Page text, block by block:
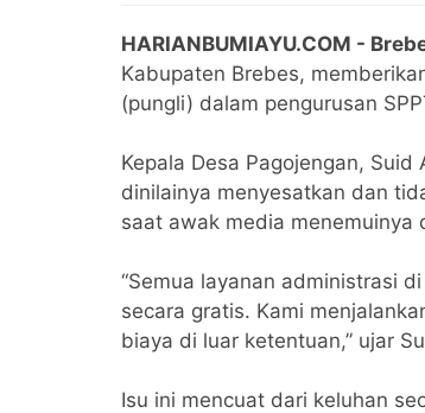
HARIANBUMIAYU.COM -
Kabupaten Brebes,
(pungli) dalam pengurusan
Kepala Desa Pagojengan,
dinilainya menyesatkan dan
saat awak media menemuinya
“Semua layanan administrasi
secara gratis. Kami
biaya di luar ketentuan,” ujar
Isu ini mencuat dari keluhan